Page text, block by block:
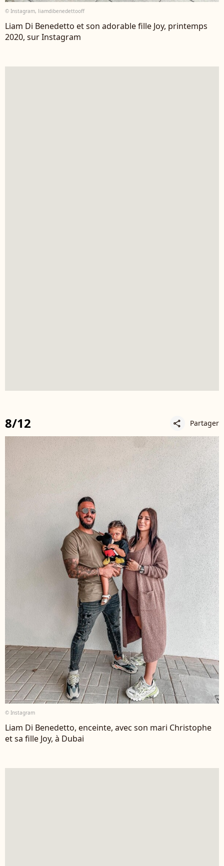
© Instagram, liamdibenedettooff
Liam Di Benedetto et son adorable fille Joy, printemps
2020, sur Instagram
8/12 share Partager
© Instagram
Liam Di Benedetto, enceinte, avec son mari Christophe
et sa fille Joy, à Dubai